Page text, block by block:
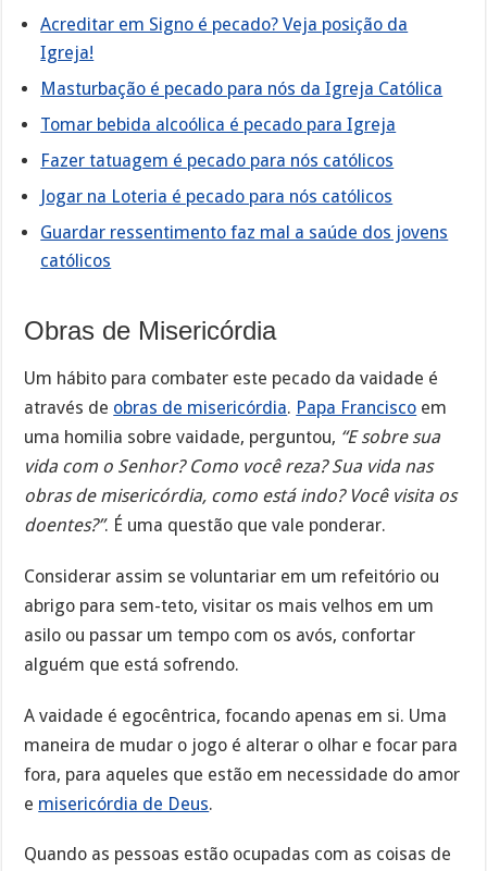
Acreditar em Signo é pecado? Veja posição da
Igreja!
Masturbação é pecado para nós da Igreja Católica
Tomar bebida alcoólica é pecado para Igreja
Fazer tatuagem é pecado para nós católicos
Jogar na Loteria é pecado para nós católicos
Guardar ressentimento faz mal a saúde dos jovens
católicos
Obras de Misericórdia
Um hábito para combater este pecado da vaidade é
através de obras de misericórdia. Papa Francisco em
uma homilia sobre vaidade, perguntou, “E sobre sua
vida com o Senhor? Como você reza? Sua vida nas
obras de misericórdia, como está indo? Você visita os
doentes?”. É uma questão que vale ponderar.
Considerar assim se voluntariar em um refeitório ou
abrigo para sem-teto, visitar os mais velhos em um
asilo ou passar um tempo com os avós, confortar
alguém que está sofrendo.
A vaidade é egocêntrica, focando apenas em si. Uma
maneira de mudar o jogo é alterar o olhar e focar para
fora, para aqueles que estão em necessidade do amor
e misericórdia de Deus.
Quando as pessoas estão ocupadas com as coisas de